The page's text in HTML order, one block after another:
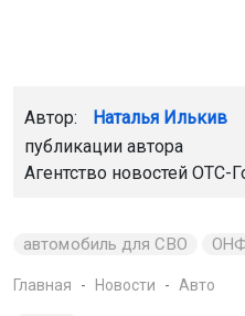
Автор: Наталья Илькив
публикации автора
Агентство новостей ОТС-
автомобиль для СВО
Главная Новости Авто